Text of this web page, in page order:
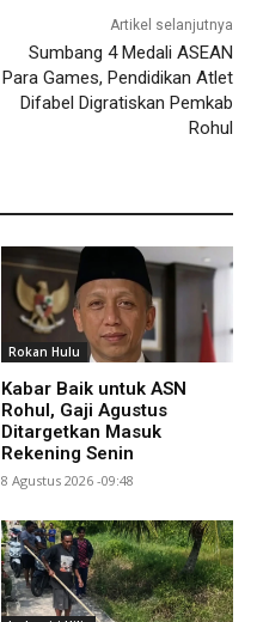
Artikel selanjutnya
Sumbang 4 Medali ASEAN
Para Games, Pendidikan Atlet
Difabel Digratiskan Pemkab
Rohul
Rokan Hulu
Kabar Baik untuk ASN
Rohul, Gaji Agustus
Ditargetkan Masuk
Rekening Senin
8 Agustus 2026 -09:48